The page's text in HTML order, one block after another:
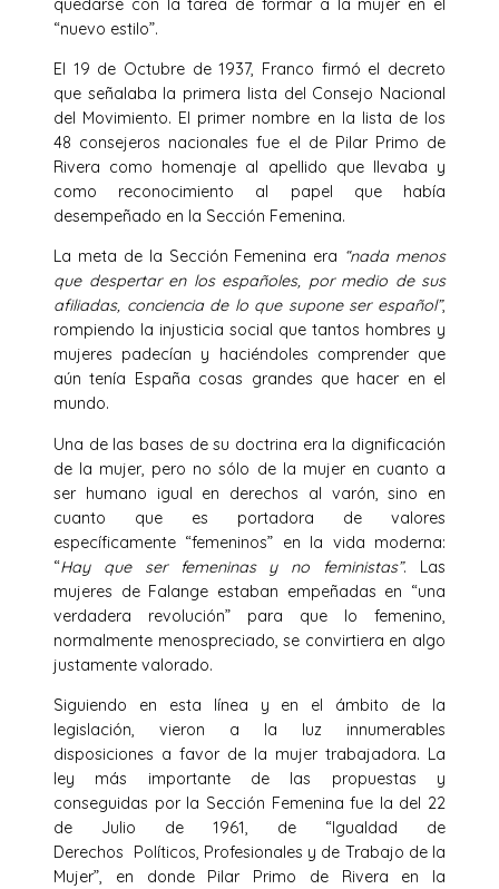
quedarse con la tarea de formar a la mujer en el
“nuevo estilo”.
El 19 de Octubre de 1937, Franco firmó el decreto
que señalaba la primera lista del Consejo Nacional
del Movimiento. El primer nombre en la lista de los
48 consejeros nacionales fue el de Pilar Primo de
Rivera como homenaje al apellido que llevaba y
como reconocimiento al papel que había
desempeñado en la Sección Femenina.
La meta de la Sección Femenina era “nada menos
que despertar en los españoles, por medio de sus
afiliadas, conciencia de lo que supone ser español”,
rompiendo la injusticia social que tantos hombres y
mujeres padecían y haciéndoles comprender que
aún tenía España cosas grandes que hacer en el
mundo.
Una de las bases de su doctrina era la dignificación
de la mujer, pero no sólo de la mujer en cuanto a
ser humano igual en derechos al varón, sino en
cuanto que es portadora de valores
específicamente “femeninos” en la vida moderna:
“Hay que ser femeninas y no feministas”. Las
mujeres de Falange estaban empeñadas en “una
verdadera revolución” para que lo femenino,
normalmente menospreciado, se convirtiera en algo
justamente valorado.
Siguiendo en esta línea y en el ámbito de la
legislación, vieron a la luz innumerables
disposiciones a favor de la mujer trabajadora. La
ley más importante de las propuestas y
conseguidas por la Sección Femenina fue la del 22
de Julio de 1961, de “Igualdad de
Derechos Políticos, Profesionales y de Trabajo de la
Mujer”, en donde Pilar Primo de Rivera en la